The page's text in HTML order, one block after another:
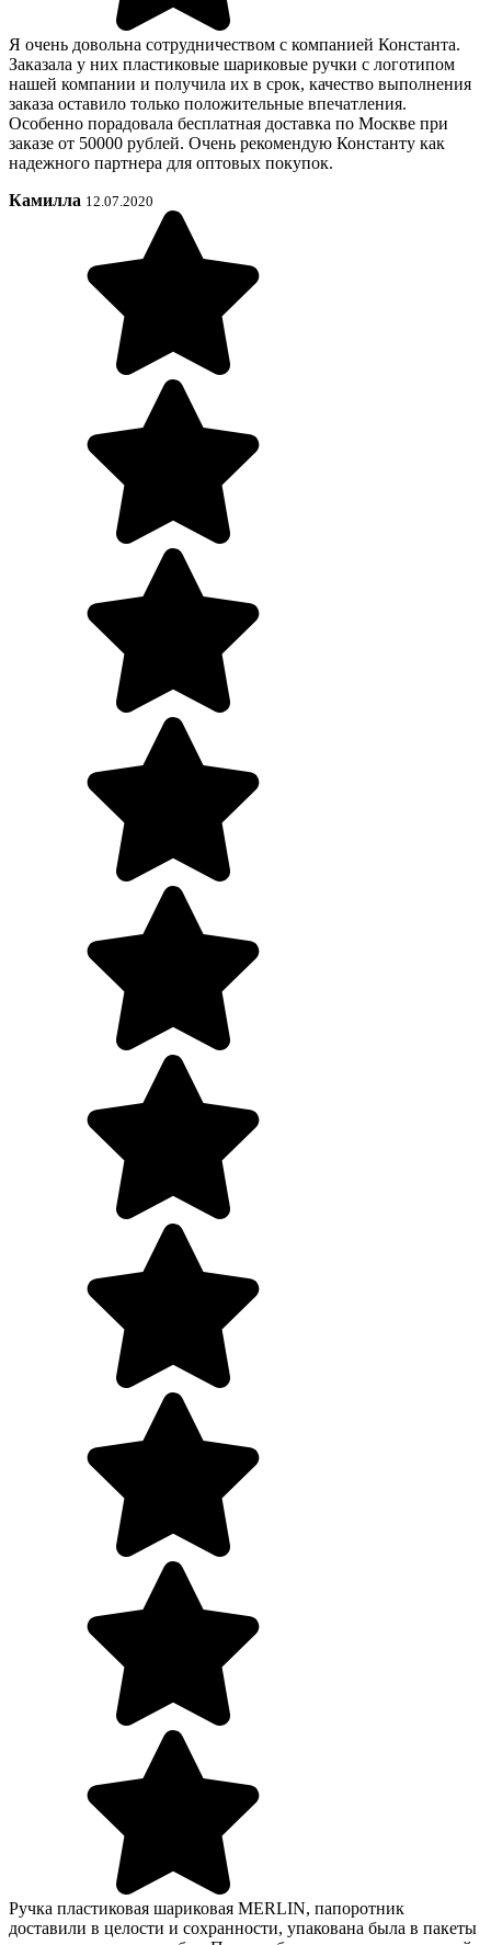
Я очень довольна сотрудничеством с компанией Константа.
Заказала у них пластиковые шариковые ручки с логотипом
нашей компании и получила их в срок, качество выполнения
заказа оставило только положительные впечатления.
Особенно порадовала бесплатная доставка по Москве при
заказе от 50000 рублей. Очень рекомендую Константу как
надежного партнера для оптовых покупок.
Камилла 12.07.2020
Ручка пластиковая шариковая MERLIN, папоротник
доставили в целости и сохранности, упакована была в пакеты